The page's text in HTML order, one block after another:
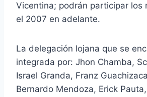
Vicentina; podrán participar los
el 2007 en adelante.
La delegación lojana que se
integrada por: Jhon Chamba,
Israel Granda, Franz
Bernardo Mendoza, Erick